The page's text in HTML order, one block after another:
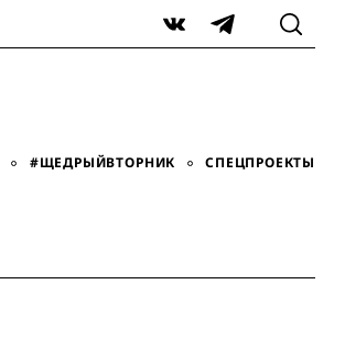
VK Telegram
#ЩЕДРЫЙВТОРНИК СПЕЦПРОЕКТЫ